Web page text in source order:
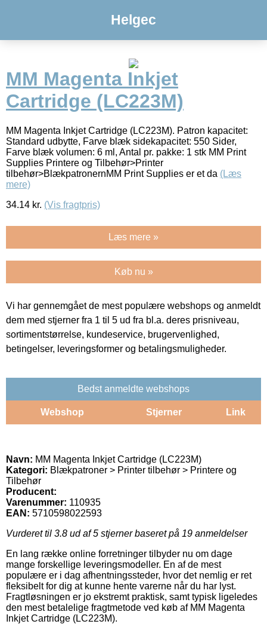
Helgec
MM Magenta Inkjet
Cartridge (LC223M)
MM Magenta Inkjet Cartridge (LC223M). Patron kapacitet:
Standard udbytte, Farve blæk sidekapacitet: 550 Sider,
Farve blæk volumen: 6 ml, Antal pr. pakke: 1 stk MM Print
Supplies Printere og Tilbehør>Printer
tilbehør>BlækpatronernMM Print Supplies er et da (Læs
mere)
34.14 kr. (Vis fragtpris)
Læs mere »
Køb nu »
Vi har gennemgået de mest populære webshops og anmeldt
dem med stjerner fra 1 til 5 ud fra bl.a. deres prisniveau,
sortimentstørrelse, kundeservice, brugervenlighed,
betingelser, leveringsformer og betalingsmuligheder.
Bedst anmeldte webshops
Webshop Stjerner Link
Navn: MM Magenta Inkjet Cartridge (LC223M)
Kategori: Blækpatroner > Printer tilbehør > Printere og
Tilbehør
Producent:
Varenummer: 110935
EAN: 5710598022593
Vurderet til 3.8 ud af 5 stjerner baseret på 19 anmeldelser
En lang række online forretninger tilbyder nu om dage
mange forskellige leveringsmodeller. En af de mest
populære er i dag afhentningssteder, hvor det nemlig er ret
fleksibelt for dig at kunne hente varerne når du har lyst.
Fragtløsningen er jo ekstremt praktisk, samt typisk ligeledes
den mest betalelige fragtmetode ved køb af MM Magenta
Inkjet Cartridge (LC223M).